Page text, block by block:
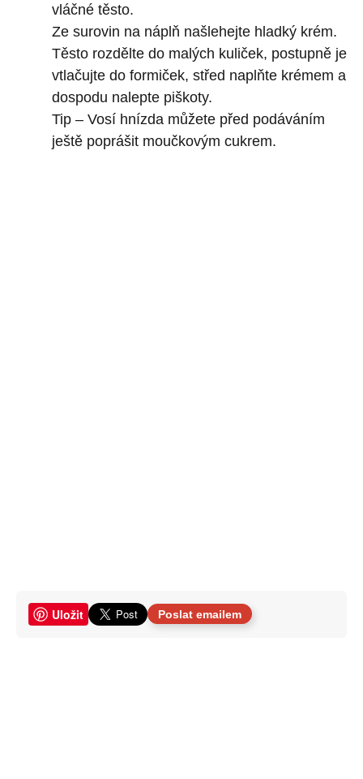
vláčné těsto.
Ze surovin na náplň našlehejte hladký krém.
Těsto rozdělte do malých kuliček, postupně je
vtlačujte do formiček, střed naplňte krémem a
dospodu nalepte piškoty.
Tip – Vosí hnízda můžete před podáváním
ještě poprášit moučkovým cukrem.
Uložit Poslat emailem